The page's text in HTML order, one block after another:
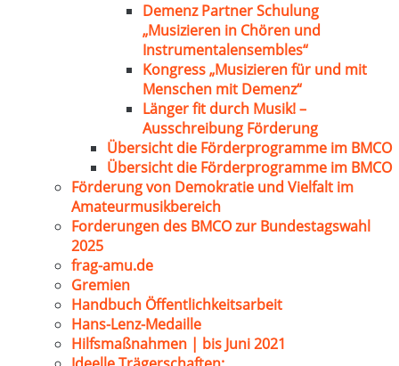
Demenz Partner Schulung
„Musizieren in Chören und
Instrumentalensembles“
Kongress „Musizieren für und mit
Menschen mit Demenz“
Länger fit durch Musik! –
Ausschreibung Förderung
Übersicht die Förderprogramme im BMCO
Übersicht die Förderprogramme im BMCO
Förderung von Demokratie und Vielfalt im
Amateurmusikbereich
Forderungen des BMCO zur Bundestagswahl
2025
frag-amu.de
Gremien
Handbuch Öffentlichkeitsarbeit
Hans-Lenz-Medaille
Hilfsmaßnahmen | bis Juni 2021